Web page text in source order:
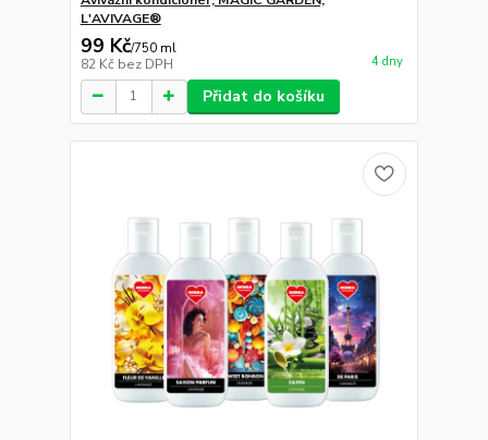
L'AVIVAGE®
99 Kč/750 ml
82 Kč bez DPH 4 dny
Přidat do košíku